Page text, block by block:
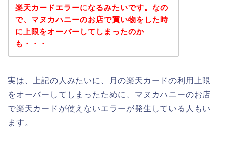
楽天カードエラーになるみたいです。なの
で、マヌカハニーのお店で買い物をした時
に上限をオーバーしてしまったのか
も・・・
実は、上記の人みたいに、月の楽天カードの利用上限
をオーバーしてしまったために、マヌカハニーのお店
で楽天カードが使えないエラーが発生している人もい
ます。